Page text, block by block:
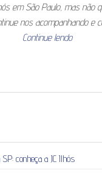
em São Paulo, mas não
nos acompanhando e
Continue lendo
conheça a JC Ilhós